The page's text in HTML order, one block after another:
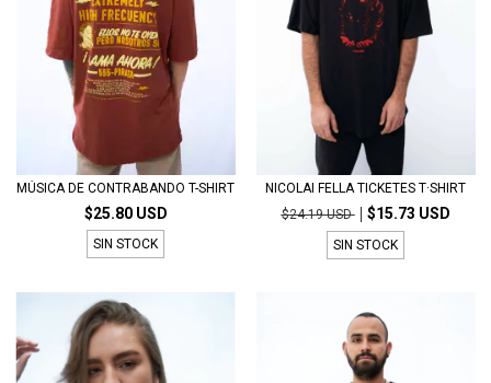
MÚSICA DE CONTRABANDO T-SHIRT
$25.80 USD
SIN STOCK
NICOLAI FELLA TICKETES T·SHIRT
$24.19 USD
$15.73 USD
SIN STOCK